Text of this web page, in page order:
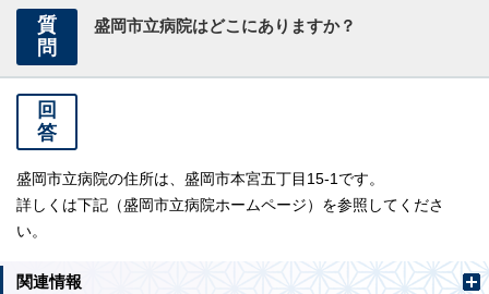
質
問
盛岡市立病院はどこにありますか？
回
答
盛岡市立病院の住所は、盛岡市本宮五丁目15-1です。
詳しくは下記（盛岡市立病院ホームページ）を参照してくださ
い。
関連情報